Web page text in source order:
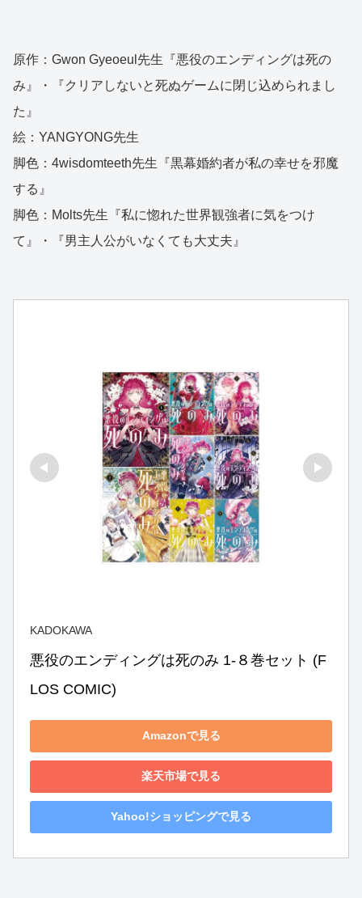
原作：Gwon Gyeoeul先生『悪役のエンディングは死の
み』・『クリアしないと死ぬゲームに閉じ込められまし
た』
絵：YANGYONG先生
脚色：4wisdomteeth先生『黒幕婚約者が私の幸せを邪魔
する』
脚色：Molts先生『私に惚れた世界観強者に気をつけ
て』・『男主人公がいなくても大丈夫』
KADOKAWA
悪役のエンディングは死のみ 1-８巻セット (F
LOS COMIC)
Amazonで見る
楽天市場で見る
Yahoo!ショッピングで見る